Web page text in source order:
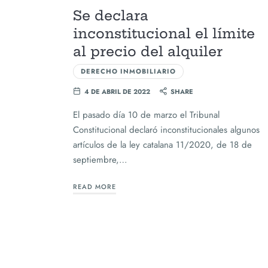
Se declara
inconstitucional el límite
al precio del alquiler
DERECHO INMOBILIARIO
4 DE ABRIL DE 2022 SHARE
El pasado día 10 de marzo el Tribunal
Constitucional declaró inconstitucionales algunos
artículos de la ley catalana 11/2020, de 18 de
septiembre,…
READ MORE